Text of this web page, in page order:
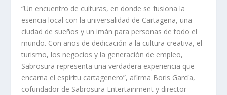
“Un encuentro de culturas, en donde se fusiona la
esencia local con la universalidad de Cartagena, una
ciudad de sueños y un imán para personas de todo el
mundo. Con años de dedicación a la cultura creativa, el
turismo, los negocios y la generación de empleo,
Sabrosura representa una verdadera experiencia que
encarna el espíritu cartagenero”, afirma Boris García,
cofundador de Sabrosura Entertainment y director